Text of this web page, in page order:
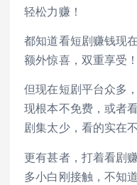
轻松力赚！
都知道看短剧赚钱现
额外惊喜，双重享受！
但现在短剧平台众多
现根本不免费，或者
剧集太少，看的实在
更有甚者，打着看剧
多小白刚接触，不知